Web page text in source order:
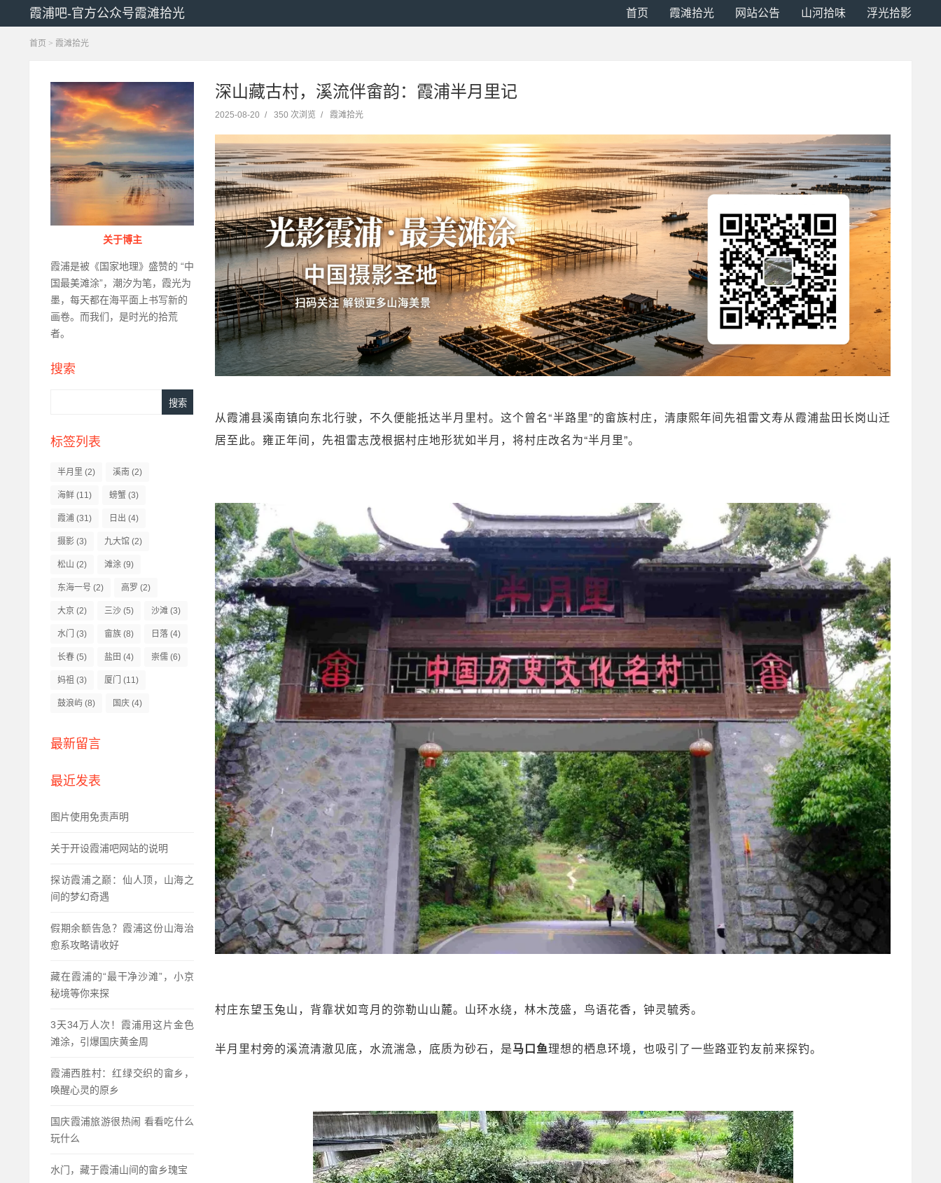
霞浦吧-官方公众号霞滩拾光 首页 霞滩拾光 网站公告 山河拾味 浮光拾影
首页 > 霞滩拾光
关于博主
霞浦是被《国家地理》盛赞的 “中
国最美滩涂”，潮汐为笔，霞光为
墨，每天都在海平面上书写新的
画卷。​而我们，是时光的拾荒
者。​
搜索
标签列表
半月里 (2) 溪南 (2)
海鲜 (11) 螃蟹 (3)
霞浦 (31) 日出 (4)
摄影 (3) 九大馆 (2)
松山 (2) 滩涂 (9)
东海一号 (2) 高罗 (2)
大京 (2) 三沙 (5) 沙滩 (3)
水门 (3) 畲族 (8) 日落 (4)
长春 (5) 盐田 (4) 崇儒 (6)
妈祖 (3) 厦门 (11)
鼓浪屿 (8) 国庆 (4)
最新留言
最近发表
图片使用免责声明
关于开设霞浦吧网站的说明
探访霞浦之巅：仙人顶，山海之
间的梦幻奇遇
假期余额告急？霞浦这份山海治
愈系攻略请收好
藏在霞浦的“最干净沙滩”，小京
秘境等你来探
3天34万人次！霞浦用这片金色
滩涂，引爆国庆黄金周
霞浦西胜村：红绿交织的畲乡，
唤醒心灵的原乡
国庆霞浦旅游很热闹 看看吃什么
玩什么
水门，藏于霞浦山间的畲乡瑰宝
深山藏古村，溪流伴畲韵：霞浦半月里记
2025-08-20 / 350 次浏览 / 霞滩拾光
从霞浦县溪南镇向东北行驶，不久便能抵达半月里村。这个曾名“半路里”的畲族村庄，清康熙年间先祖雷文寿从霞浦盐田长岗山迁
居至此。雍正年间，先祖雷志茂根据村庄地形犹如半月，将村庄改名为“半月里”。
村庄东望玉兔山，背靠状如弯月的弥勒山山麓。山环水绕，林木茂盛，鸟语花香，钟灵毓秀。
半月里村旁的溪流清澈见底，水流湍急，底质为砂石，是马口鱼理想的栖息环境，也吸引了一些路亚钓友前来探钓。